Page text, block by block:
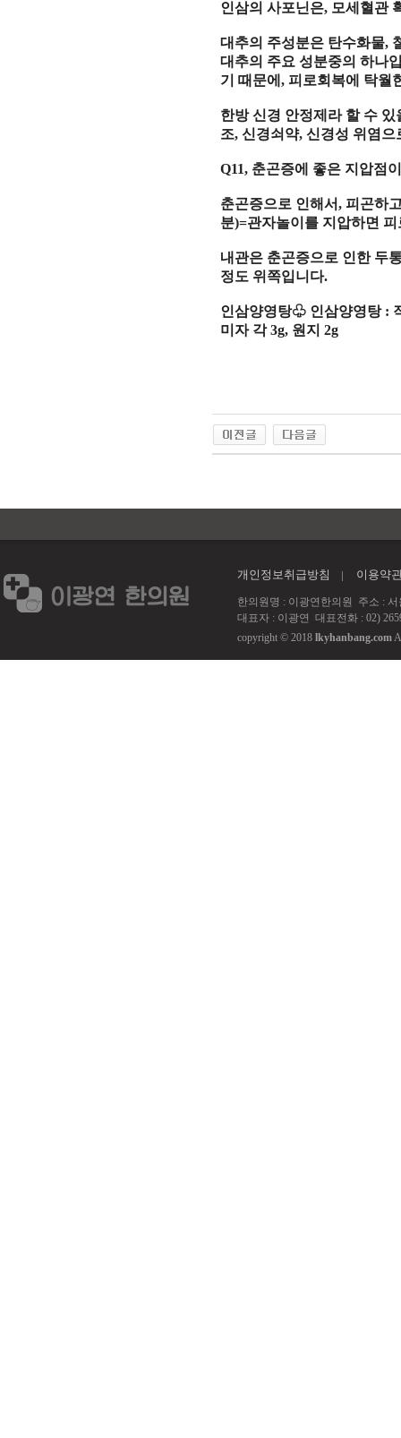
인삼의 사포닌은, 모세혈관
대추의 주성분은 탄수화물,
대추의 주요 성분중의 하나
기 때문에,피로회복에 탁월
한방 신경 안정제라 할 수
조,신경쇠약,신경성 위염으
Q11, 춘곤증에 좋은 지압점
춘곤증으로 인해서,피곤하
분)=관자놀이를 지압하면
내관은 춘곤증으로 인한 두
정도 위쪽입니다.
인삼양영탕♧ 인삼양영탕 :
미자 각3g, 원지2g
개인정보취급방침 이용약
한의원명 : 이광연한의원 주소 : 서
대표자 : 이광연 대표전화 : 02)
copyright © 2018 lkyhanbang.com